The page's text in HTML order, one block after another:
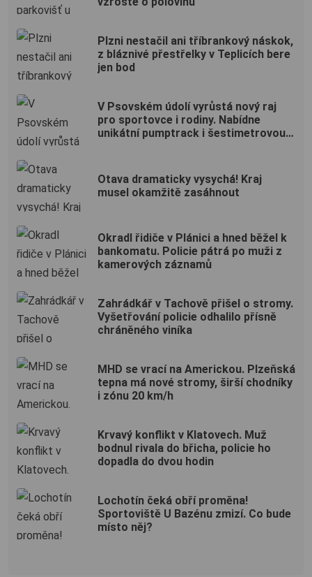
Plzni nestačil ani tříbrankový náskok,
z bláznivé přestřelky v Teplicích bere
jen bod
V Psovském údolí vyrůstá nový raj
pro sportovce i rodiny. Nabídne
unikátní pumptrack i šestimetrovou
Otava dramaticky vysychá! Kraj
musel okamžitě zasáhnout
Okradl řidiče v Plánici a hned běžel k
bankomatu. Policie pátrá po muži z
kamerových záznamů
Zahrádkář v Tachově přišel o stromy.
Vyšetřování policie odhalilo přísně
chráněného viníka
MHD se vrací na Americkou. Plzeňská
tepna má nové stromy, širší chodníky
i zónu 20 km/h
Krvavý konflikt v Klatovech. Muž
bodnul rivala do břicha, policie ho
dopadla do dvou hodin
Lochotín čeká obří proměna!
Sportoviště U Bazénu zmizí. Co bude
místo něj?